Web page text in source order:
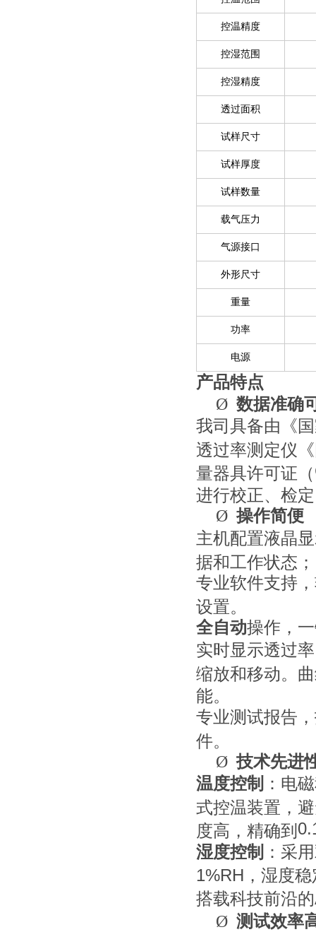
控温精度
控湿范围
控湿精度
透过面积
试样尺寸
试样厚度
试样数量
载气压力
气源接口
外形尺寸
重量
功率
电源
产品特点
Ø 数据准确
我司具备由《
透过率测定仪
量器具许可证（
进行校正、检
Ø 操作简便
主机配置液晶
据和工作状态
专业软件支持
设置。
全自动操作，
实时显示透过
缩放和移动。
能。
专业测试报告
件。
Ø技术先进
温度控制 ：电
式控温装置，
度高，精确到
湿度控制 ：采
1%RH ，湿度
搭载科技前沿的
Ø 测试效率